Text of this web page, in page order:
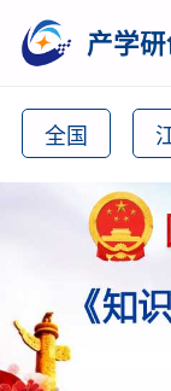
产学
全国